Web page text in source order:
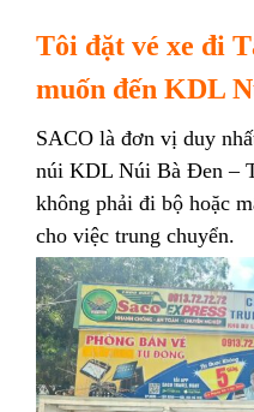
Tôi đặt vé xe đi
muốn đến KDL
SACO là đơn vị duy
núi KDL Núi Bà Đen –
không phải đi bộ hoặc
cho việc trung chuyển.